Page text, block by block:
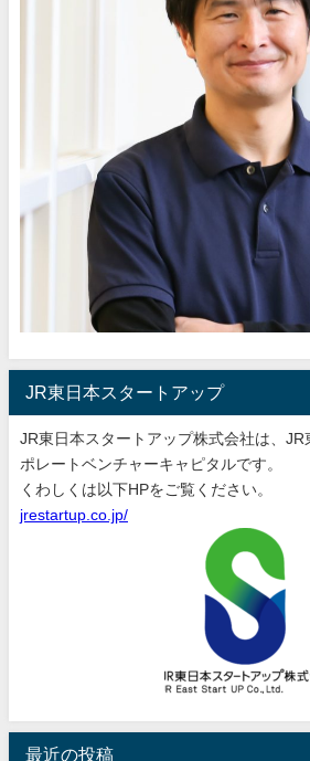
JR東日本スタートアップ
JR東日本スタートアップ株式会社は、
ポレートベンチャーキャピタルです。
くわしくは以下HPをご覧ください。
jrestartup.co.jp/
最近の投稿